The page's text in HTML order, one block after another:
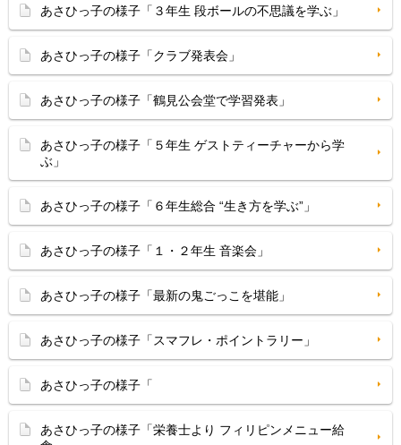
あさひっ子の様子「３年生 段ボールの不思議を学ぶ」
あさひっ子の様子「クラブ発表会」
あさひっ子の様子「鶴見公会堂で学習発表」
あさひっ子の様子「５年生 ゲストティーチャーから学
ぶ」
あさひっ子の様子「６年生総合 “生き方を学ぶ”」
あさひっ子の様子「１・２年生 音楽会」
あさひっ子の様子「最新の鬼ごっこを堪能」
あさひっ子の様子「スマフレ・ポイントラリー」
あさひっ子の様子「
あさひっ子の様子「栄養士より フィリピンメニュー給